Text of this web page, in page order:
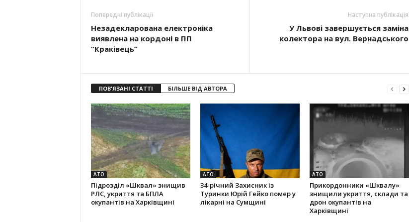
Попередні публікації
Незадекларована електроніка
виявлена на кордоні в ПП
“Краківець”
Наступна публікація
У Львові завершується заміна
колектора на вул. Вернадського
ПОВ'ЯЗАНІ СТАТТІ БІЛЬШЕ ВІД АВТОРА
АТО
Підрозділ «Шквал» знищив
РЛС, укриття та БПЛА
окупантів на Харківщині
АТО
34-річний Захисник із
Туринки Юрій Гейко помер у
лікарні на Сумщині
АТО
Прикордонники «Шквалу»
знищили укриття, склади та
дрон окупантів на
Харківщині